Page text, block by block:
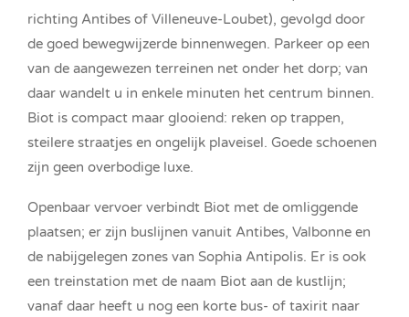
richting Antibes of Villeneuve-Loubet), gevolgd door
de goed bewegwijzerde binnenwegen. Parkeer op een
van de aangewezen terreinen net onder het dorp; van
daar wandelt u in enkele minuten het centrum binnen.
Biot is compact maar glooiend: reken op trappen,
steilere straatjes en ongelijk plaveisel. Goede schoenen
zijn geen overbodige luxe.
Openbaar vervoer verbindt Biot met de omliggende
plaatsen; er zijn buslijnen vanuit Antibes, Valbonne en
de nabijgelegen zones van Sophia Antipolis. Er is ook
een treinstation met de naam Biot aan de kustlijn;
vanaf daar heeft u nog een korte bus- of taxirit naar